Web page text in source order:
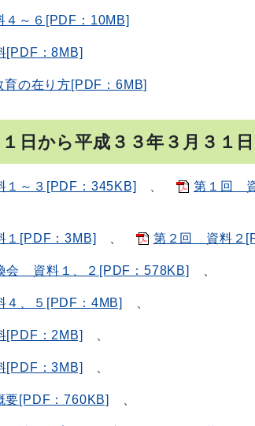
～６[PDF：10MB]
：8MB]
育の在り方[PDF：6MB]
日から平成３３年３月３１日
～３[PDF：345KB] 、
第１回
[PDF：3MB] 第２回 資料２
会 資料１、２[PDF：578KB]
、５[PDF：4MB]
：2MB]
：3MB]
要[PDF：760KB]